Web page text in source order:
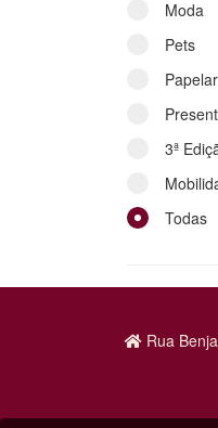
Moda
Pets
3ª
Todas
Rua